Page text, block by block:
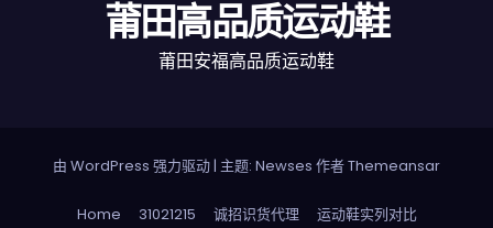
莆田高品质运动鞋
莆田安福高品质运动鞋
由 WordPress 强力驱动 | 主题: Newses 作者Themeansar
Home 31021215 诚招识货代理 运动鞋实列对比